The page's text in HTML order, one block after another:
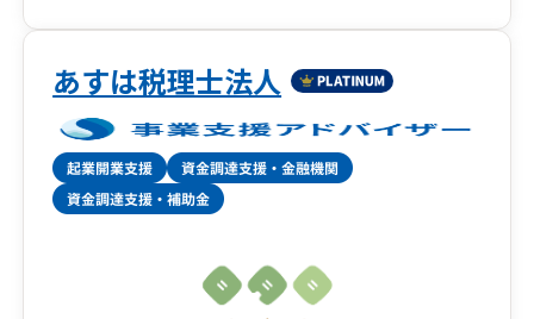
あすは税理士法人